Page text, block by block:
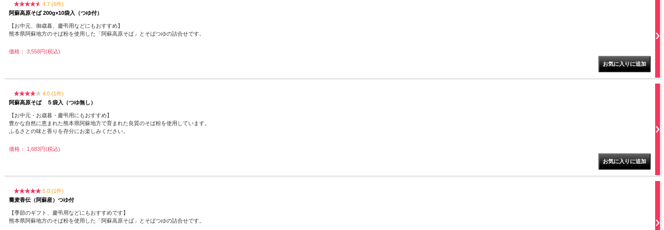
4.7 (6件)
阿蘇高原そば 200g×10袋入（つゆ付）
【お中元、御歳暮、慶弔用などにもおすすめ】
熊本県阿蘇地方のそば粉を使用した「阿蘇高原そば」とそばつゆの詰合せです。
価格： 3,558円(税込)
4.0 (1件)
阿蘇高原そば ５袋入（つゆ無し）
【お中元・お歳暮・慶弔用にもおすすめ】
豊かな自然に恵まれた熊本県阿蘇地方で育まれた良質のそば粉を使用しています。
ふるさとの味と香りを存分にお楽しみください。
価格： 1,683円(税込)
5.0 (1件)
蕎麦香伝（阿蘇産）つゆ付
【季節のギフト、慶弔用などにもおすすめです】
熊本県阿蘇地方のそば粉を使用した「阿蘇高原そば」とそばつゆの詰合せです。